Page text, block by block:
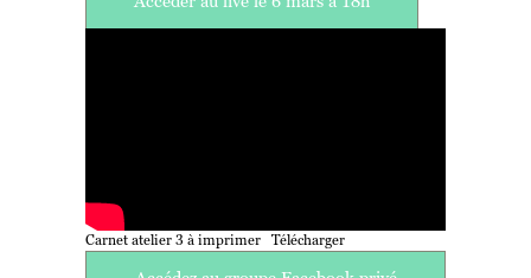
Carnet atelier 3 à imprimer Télécharger